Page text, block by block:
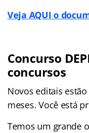
Veja AQUI o
Concurso
concursos
Novos editais
meses. Você está
Temos um grande